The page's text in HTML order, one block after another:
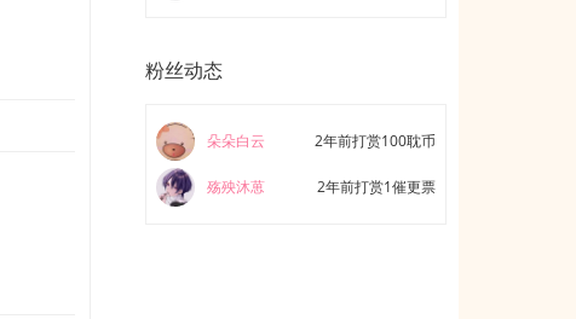
粉丝动态
朵朵白云 2年前打赏100耽币
殇殃沐葸 2年前打赏1催更票